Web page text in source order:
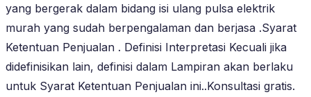
yang bergerak dalam bidang isi ulang pulsa elektrik
murah yang sudah berpengalaman dan berjasa .Syarat
Ketentuan Penjualan . Definisi Interpretasi Kecuali jika
didefinisikan lain, definisi dalam Lampiran akan berlaku
untuk Syarat Ketentuan Penjualan ini..Konsultasi gratis.